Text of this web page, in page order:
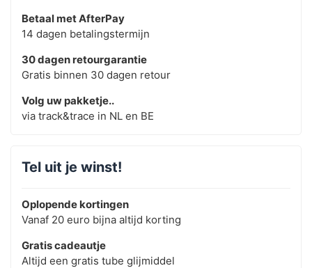
Betaal met AfterPay
14 dagen betalingstermijn
30 dagen retourgarantie
Gratis binnen 30 dagen retour
Volg uw pakketje..
via track&trace in NL en BE
Tel uit je winst!
Oplopende kortingen
Vanaf 20 euro bijna altijd korting
Gratis cadeautje
Altijd een gratis tube glijmiddel